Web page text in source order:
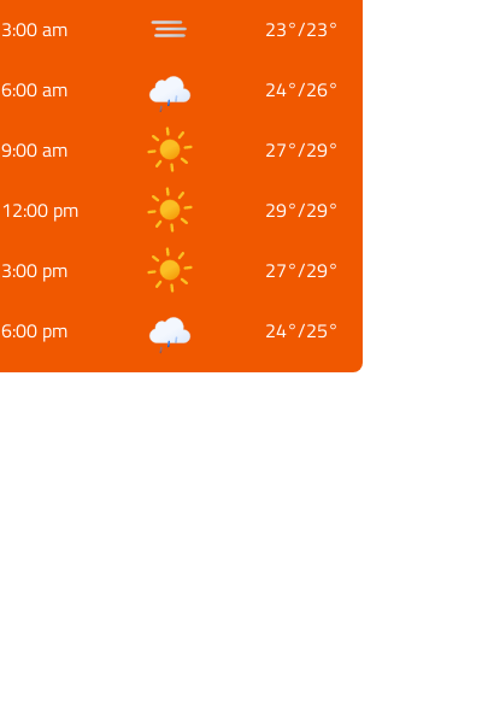
3:00 am 23°/23°
6:00 am 24°/26°
9:00 am 27°/29°
12:00 pm 29°/29°
3:00 pm 27°/29°
6:00 pm 24°/25°